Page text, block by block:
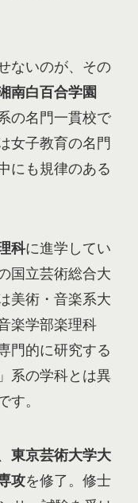
ないのが、その
南白百合学園
の名門一貫校で
女子教育の名門
にも規律のある
科に進学してい
国立芸術総合大
美術・音楽系大
楽学部楽理科
門的に研究する
系の学科とは異
す。
東京芸術大学大
攻を修了。修士